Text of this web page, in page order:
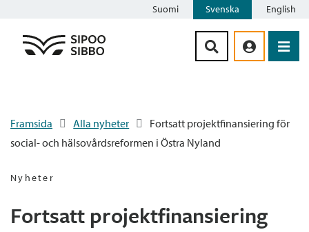
Suomi Svenska English
Framsida Alla nyheter
Fortsatt projektfinansiering för
social- och hälsovårdsreformen i Östra Nyland
Nyheter
Fortsatt projektfinansiering